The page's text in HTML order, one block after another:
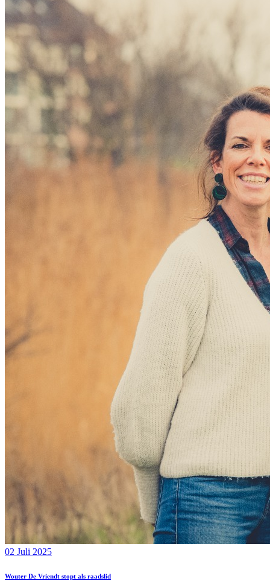
02 Juli 2025
Wouter De Vriendt stopt als raadslid